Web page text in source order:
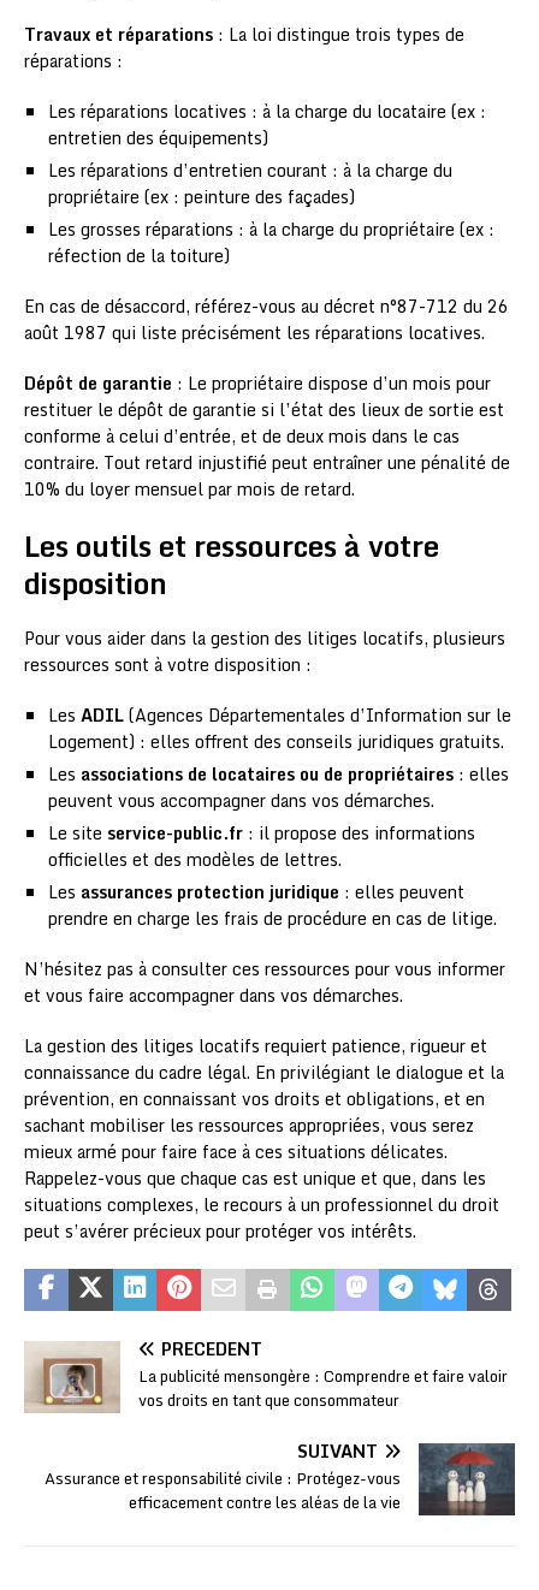
Travaux et réparations : La loi distingue trois types de
réparations :
Les réparations locatives : à la charge du locataire (ex :
entretien des équipements)
Les réparations d’entretien courant : à la charge du
propriétaire (ex : peinture des façades)
Les grosses réparations : à la charge du propriétaire (ex :
réfection de la toiture)
En cas de désaccord, référez-vous au décret n°87-712 du 26
août 1987 qui liste précisément les réparations locatives.
Dépôt de garantie : Le propriétaire dispose d’un mois pour
restituer le dépôt de garantie si l’état des lieux de sortie est
conforme à celui d’entrée, et de deux mois dans le cas
contraire. Tout retard injustifié peut entraîner une pénalité de
10% du loyer mensuel par mois de retard.
Les outils et ressources à votre
disposition
Pour vous aider dans la gestion des litiges locatifs, plusieurs
ressources sont à votre disposition :
Les ADIL(Agences Départementales d’Information sur le
Logement) : elles offrent des conseils juridiques gratuits.
Les associations de locataires ou de propriétaires : elles
peuvent vous accompagner dans vos démarches.
Le site service-public.fr : il propose des informations
officielles et des modèles de lettres.
Les assurances protection juridique : elles peuvent
prendre en charge les frais de procédure en cas de litige.
N’hésitez pas à consulter ces ressources pour vous informer
et vous faire accompagner dans vos démarches.
La gestion des litiges locatifs requiert patience, rigueur et
connaissance du cadre légal. En privilégiant le dialogue et la
prévention, en connaissant vos droits et obligations, et en
sachant mobiliser les ressources appropriées, vous serez
mieux armé pour faire face à ces situations délicates.
Rappelez-vous que chaque cas est unique et que, dans les
situations complexes, le recours à un professionnel du droit
peut s’avérer précieux pour protéger vos intérêts.
PRÉCÉDENT
La publicité mensongère : Comprendre et faire valoir
vos droits en tant que consommateur
SUIVANT
Assurance et responsabilité civile : Protégez-vous
efficacement contre les aléas de la vie